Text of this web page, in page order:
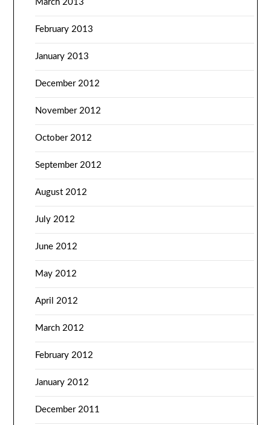
March 2013
February 2013
January 2013
December 2012
November 2012
October 2012
September 2012
August 2012
July 2012
June 2012
May 2012
April 2012
March 2012
February 2012
January 2012
December 2011